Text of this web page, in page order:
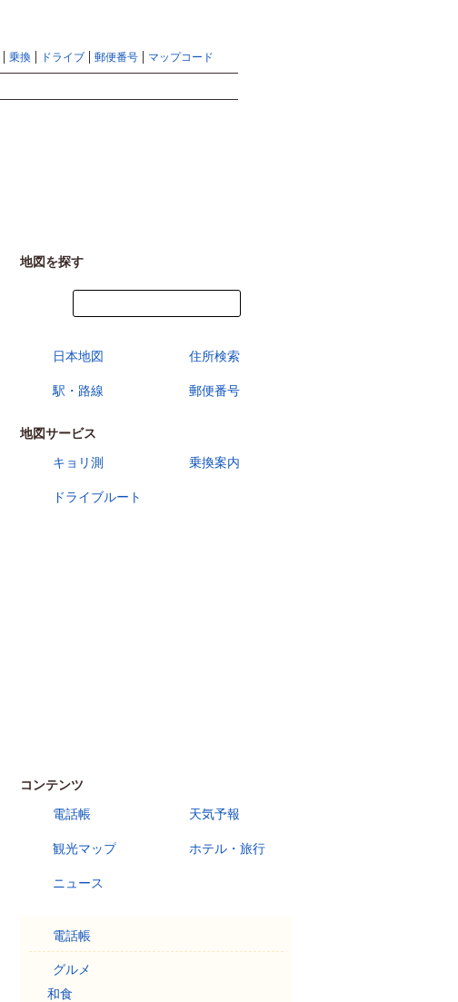
乗換 ドライブ 郵便番号 マップコード
地図を探す
日本地図 住所検索
駅・路線 郵便番号
地図サービス
キョリ測
乗換案内
ドライブルート
コンテンツ
電話帳
天気予報
観光マップ ホテル・旅行
ニュース
電話帳
グルメ
和食